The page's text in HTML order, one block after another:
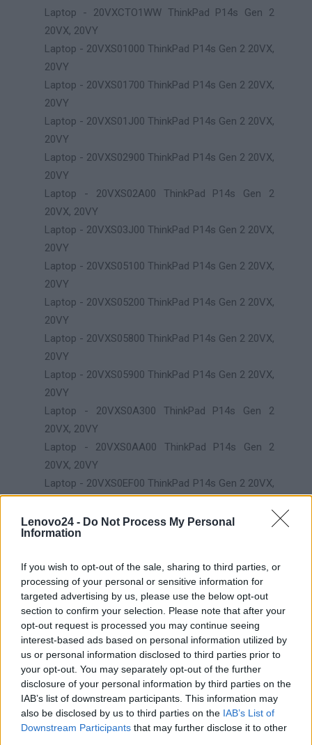
Lenovo24 - Do Not Process My Personal
Information
If you wish to opt-out of the sale, sharing to third parties, or
processing of your personal or sensitive information for
targeted advertising by us, please use the below opt-out
section to confirm your selection. Please note that after your
opt-out request is processed you may continue seeing
interest-based ads based on personal information utilized by
us or personal information disclosed to third parties prior to
your opt-out. You may separately opt-out of the further
disclosure of your personal information by third parties on the
IAB’s list of downstream participants. This information may
also be disclosed by us to third parties on the IAB’s List of
Downstream Participants that may further disclose it to other
Laptop - 20VXCTO1WW ThinkPad P14s Gen 2
20VX, 20VY
Laptop - 20VXS01000 ThinkPad P14s Gen 2 20VX,
20VY
Laptop - 20VXS01700 ThinkPad P14s Gen 2 20VX,
20VY
Laptop - 20VXS01J00 ThinkPad P14s Gen 2 20VX,
20VY
Laptop - 20VXS02900 ThinkPad P14s Gen 2 20VX,
20VY
Laptop - 20VXS02A00 ThinkPad P14s Gen 2
20VX, 20VY
Laptop - 20VXS03J00 ThinkPad P14s Gen 2 20VX,
20VY
Laptop - 20VXS05100 ThinkPad P14s Gen 2 20VX,
20VY
Laptop - 20VXS05200 ThinkPad P14s Gen 2 20VX,
20VY
Laptop - 20VXS05800 ThinkPad P14s Gen 2 20VX,
20VY
Laptop - 20VXS05900 ThinkPad P14s Gen 2 20VX,
20VY
Laptop - 20VXS0A300 ThinkPad P14s Gen 2
20VX, 20VY
Laptop - 20VXS0AA00 ThinkPad P14s Gen 2
20VX, 20VY
Laptop - 20VXS0EF00 ThinkPad P14s Gen 2 20VX,
Laptop - 20VYS07H0A ThinkPad P14s Gen 2
20VX, 20VY
20VX, 20VY
Laptop - 20VYS0GJ2C ThinkPad P14s Gen 2
20VX, 20VY
Laptop - 20VYS0HK00 ThinkPad P14s Gen 2
20VX, 20VY
Laptop - 20VYS0HK1G ThinkPad P14s Gen 2
20VX, 20VY
Laptop - 20VYS0MQ0H ThinkPad P14s Gen 2
20VX, 20VY
Laptop - 20VYS0PA00 ThinkPad P14s Gen 2